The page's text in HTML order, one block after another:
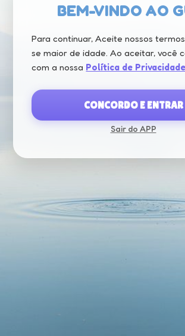
115
DIAS
01
HORAS
46
MIN
BEM-VINDO AO
Para continuar, Aceite nossos
se maior de idade. Ao aceitar, você
com a nossa Política de Privacidade
CONCORDO E ENTRAR
Sair do APP